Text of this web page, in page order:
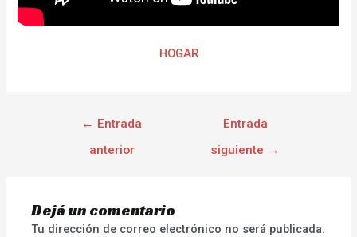
HOGAR
← Entrada
anterior
Entrada
siguiente →
Dejá un comentario
Tu dirección de correo electrónico no será publicada.